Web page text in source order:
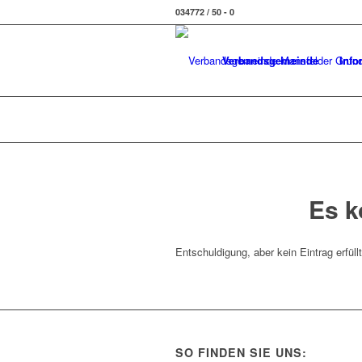
034772 / 50 - 0
Verbandsgemeinde
Es
Entschuldigung, aber kein Eintrag
SO FINDEN SIE UNS: